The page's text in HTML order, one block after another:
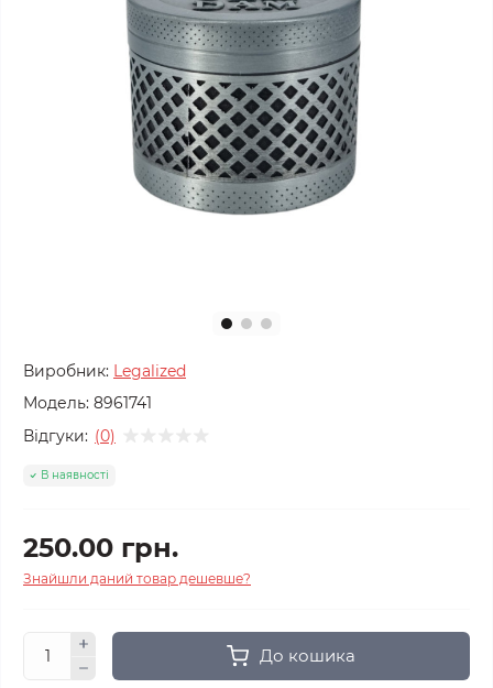
Виробник: Legalized
Модель: 8961741
Відгуки: (0)
В наявності
250.00 грн.
Знайшли даний товар дешевше?
До кошика